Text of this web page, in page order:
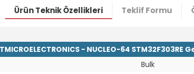
Ürün Teknik Özellikleri Teklif Formu
- NUCLEO-64
Bulk